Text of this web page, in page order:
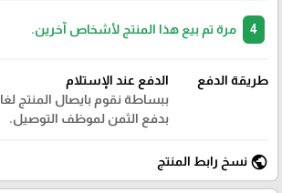
مرة تم بيع هذا المنتج لأشخاص آخرين.
طريقة الدفع
الدفع عند الإستلام
ببساطة نقوم بايصال المنتج
بدفع الثمن لموظف التوصيل.
public نسخ رابط المنتج